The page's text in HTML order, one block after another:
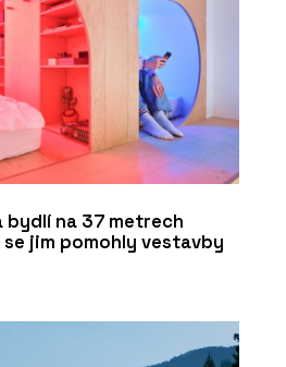
na 37 metrech
jim pomohly vestavby